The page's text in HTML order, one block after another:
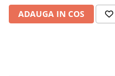
ADAUGA IN COS